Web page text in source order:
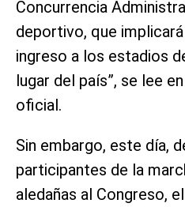
Concurrencia
deportivo, que
ingreso a los estadios
lugar del país”, se lee
oficial.
Sin embargo, este día,
participantes de la
aledañas al Congreso,